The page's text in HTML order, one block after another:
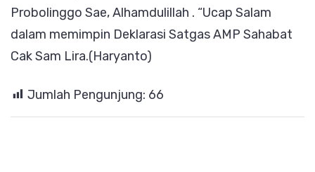
Probolinggo Sae, Alhamdulillah . “Ucap Salam
dalam memimpin Deklarasi Satgas AMP Sahabat
Cak Sam Lira.(Haryanto)
Jumlah Pengunjung: 66